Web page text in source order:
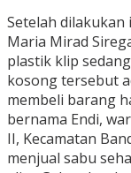
Setelah
Maria Mirad
plastik klip
kosong tersebut
membeli barang
bernama Endi,
II, Kecamatan
menjual sabu